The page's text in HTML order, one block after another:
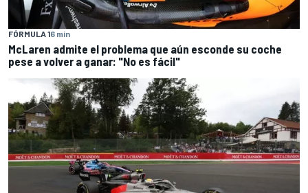
FÓRMULA 16 min
McLaren admite el problema que aún esconde su coche
pese a volver a ganar: "No es fácil"